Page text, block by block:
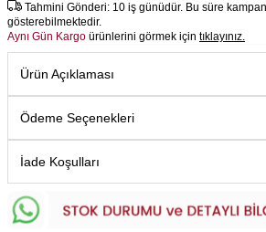
Tahmini Gönderi: 10 iş günüdür. Bu süre
gösterebilmektedir.
Aynı Gün Kargo ürünlerini görmek için tıklayınız.
Ürün Açıklaması
Ödeme Seçenekleri
İade Koşulları